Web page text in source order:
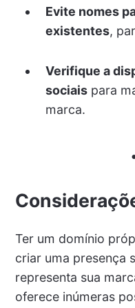
Evite nomes
existentes,
Verifique a
sociaispara
marca.
Ter um domínio
criar uma presença
representa sua
oferece inúmeras